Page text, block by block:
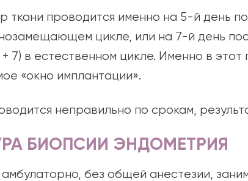
ткани проводится именно на 5-й день
цикле, или на 7-й день
7) в естественном цикле. Именно в
«окно имплантации».
неправильно по срокам,
БИОПСИИ ЭНДОМЕТРИЯ
без общей анестезии,